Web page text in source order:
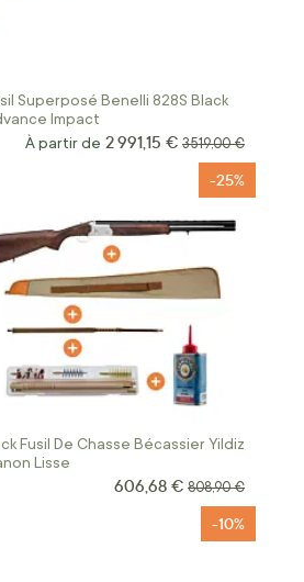
Superposé Benelli 828S Black
Impact
À partir de 2 991,15 € Prix normal
3 519,00 €
Fusil De Chasse Bécassier Yildiz
Lisse
-25%
Prix Spécial
606,68 € Prix normal
808,90 €
-10%